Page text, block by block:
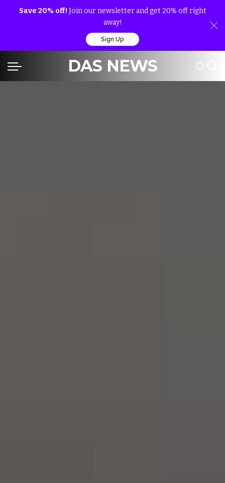
Save 20% off! Join our newsletter and get 20% off right
away!
Sign Up
DAS NEWS